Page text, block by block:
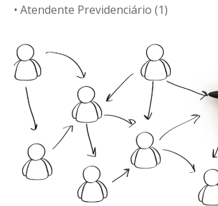
• Atendente Previdenciário (1)